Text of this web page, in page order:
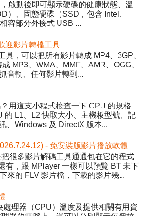
啟動後即可顯示硬碟的健康狀態、溫
）、固態硬碟（SSD，包含 Intel、
容部分外接式 USB ...
迎影片轉檔工具
，可以把所有影片轉成 MP4、3GP、
MP3、WMA、MMF、AMR、OGG、
音軌、任何影片轉到...
用這支小程式檢查一下 CPU 的規格
的 L1、L2 快取大小、主機板型號、記
、Windows 及 DirectX 版本...
- 免安裝版影片播放軟體
很多影片解碼工具通通包在它的程式
有，跟 MPlayer 一樣可以預覽 BT 未下
來的 FLV 影片檔，下載的影片幾...
理器（CPU）溫度及提供相關有用資